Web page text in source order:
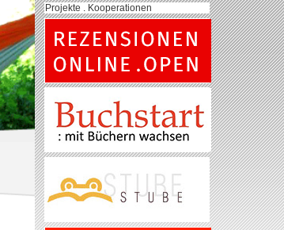
Projekte . Kooperationen